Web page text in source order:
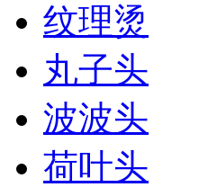
纹理烫
丸子头
波波头
荷叶头